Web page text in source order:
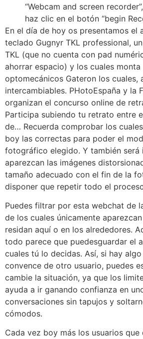
“Webcam and screen
haz clic en el botón “begin
En el día de hoy os presentamos el
teclado Gugnyr TKL professional,
TKL (que no cuenta con pad
ahorrar espacio) y los cuales
optomecánicos Gateron los cuales,
intercambiables. PHotoEspaña y la
organizan el concurso online de
Participa subiendo tu retrato entre
de… Recuerda comprobar los
boy las correctas para poder el
fotográfico elegido. Y también será
aparezcan las imágenes
tamaño adecuado con el fin de la
disponer que repetir todo el
Puedes filtrar por esta webchat de
de los cuales únicamente
residan aquí o en los alrededores.
todo parece que puedesguardar el
cuales tú lo decidas. Así, si hay
convence de otro usuario, puedes
cambie la situación, ya que los
ayuda a ir ganando confianza en
conversaciones sin tapujos y
cómodos.
Cada vez boy más los usuarios